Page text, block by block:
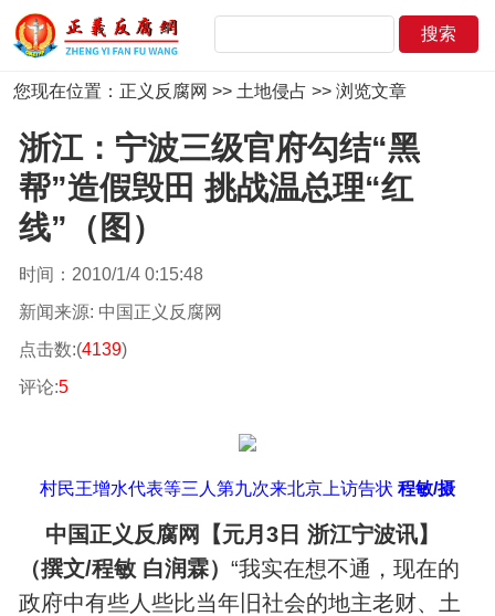
您现在位置： 正义反腐网 >> 土地侵占 >> 浏览文章
浙江：宁波三级官府勾结“黑
帮”造假毁田 挑战温总理“红
线”（图）
时间：2010/1/4 0:15:48
新闻来源: 中国正义反腐网
点击数:(4139)
评论:5
村民王增水代表等三人第九次来北京上访告状 程敏/摄
中国正义反腐网【元月3日 浙江宁波讯】
（撰文/程敏 白润霖）“我实在想不通，现在的
政府中有些人些比当年旧社会的地主老财、土